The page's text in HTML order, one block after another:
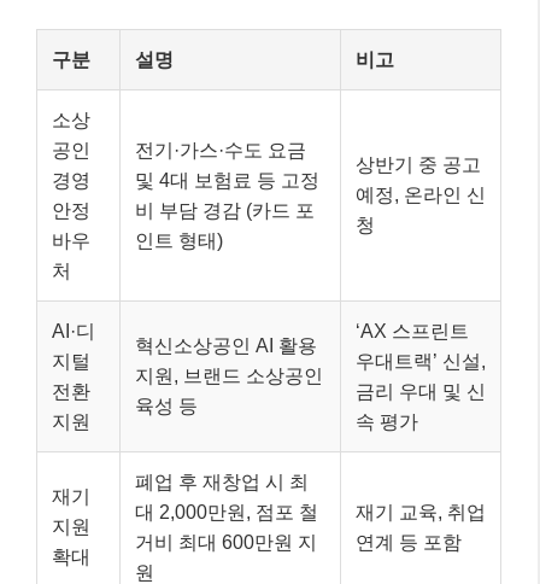
구분 설명 비고
소상
공인
경영
안정
바우
처
전기·가스·수도 요금
및 4대 보험료 등 고정
비 부담 경감 (카드 포
인트 형태)
상반기 중 공고
예정, 온라인 신
청
AI·디
지털
전환
지원
혁신소상공인 AI 활용
지원, 브랜드 소상공인
육성 등
‘AX 스프린트
우대트랙’ 신설,
금리 우대 및 신
속 평가
재기
지원
확대
폐업 후 재창업 시 최
대 2,000만원, 점포 철
거비 최대 600만원 지
원
재기 교육, 취업
연계 등 포함